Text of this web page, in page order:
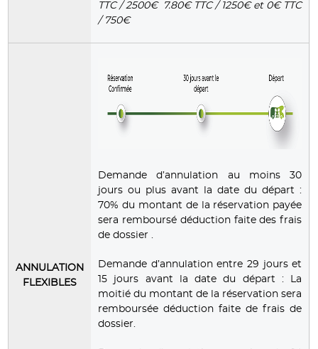
TTC / 2500€ 7.80€ TTC / 1250€ et 0€ TTC
/ 750€
ANNULATION
FLEXIBLES
Demande d’annulation au moins 30
jours ou plus avant la date du départ :
70% du montant de la réservation payée
sera remboursé déduction faite des frais
de dossier .
Demande d’annulation entre 29 jours et
15 jours avant la date du départ : La
moitié du montant de la réservation sera
remboursée déduction faite de frais de
dossier.